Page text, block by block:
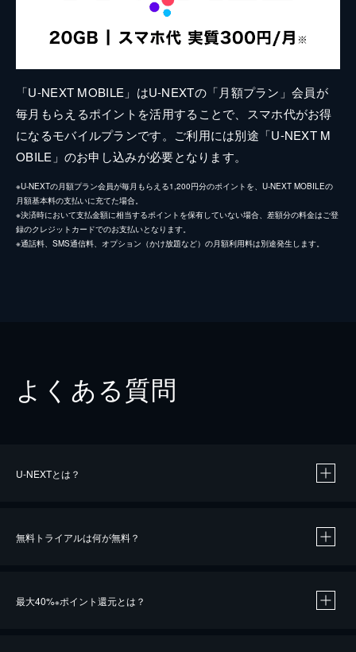
「U-NEXT MOBILE」はU-NEXTの「月額プラン」会員が
毎月もらえるポイントを活用することで、スマホ代がお得
になるモバイルプランです。ご利用には別途「U-NEXT M
OBILE」のお申し込みが必要となります。
※U-NEXTの月額プラン会員が毎月もらえる1,200円分のポイントを、U-NEXT MOBILEの
月額基本料の支払いに充てた場合。
※決済時において支払金額に相当するポイントを保有していない場合、差額分の料金はご登
録のクレジットカードでのお支払いとなります。
※通話料、SMS通信料、オプション（かけ放題など）の月額利用料は別途発生します。
よくある質問
U-NEXTとは？
無料トライアルは何が無料？
最大40%※ポイント還元とは？